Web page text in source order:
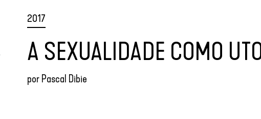
2017
A SEXUALIDADE COMO
por Pascal Dibie